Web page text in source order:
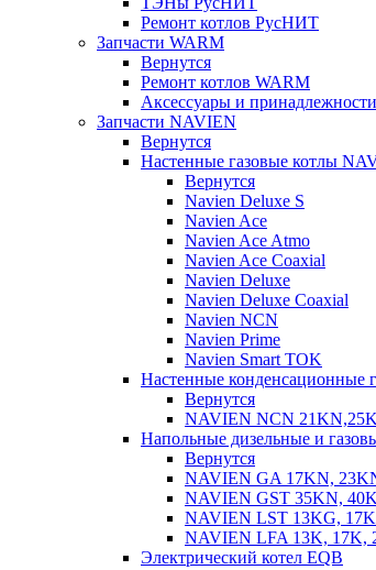
Ремонт котлов РусНИТ
Запчасти WARM
Вернутся
Ремонт котлов WARM
Аксессуары и
Запчасти NAVIEN
Вернутся
Настенные газовые котлы
Вернутся
Navien Deluxe S
Navien Ace
Navien Ace Atmo
Navien Ace Coaxial
Navien Deluxe
Navien Deluxe Coaxial
Navien NCN
Navien Prime
Navien Smart TOK
Настенные конденсационные
Вернутся
NAVIEN NCN
Напольные дизельные и
Вернутся
NAVIEN GA 17KN,
NAVIEN GST 35KN,
NAVIEN LST 13KG,
NAVIEN LFA 13K, 17K,
Электрический котел EQB